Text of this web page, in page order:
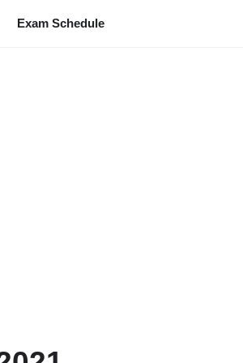
Exam Schedule